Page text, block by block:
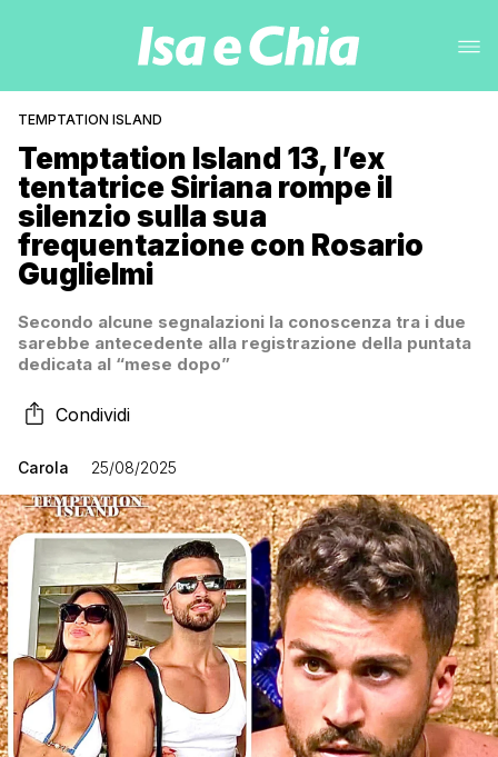
TEMPTATION ISLAND
Temptation Island 13, l’ex
tentatrice Siriana rompe il
silenzio sulla sua
frequentazione con Rosario
Guglielmi
Secondo alcune segnalazioni la conoscenza tra i due
sarebbe antecedente alla registrazione della puntata
dedicata al “mese dopo”
Condividi
Carola 25/08/2025